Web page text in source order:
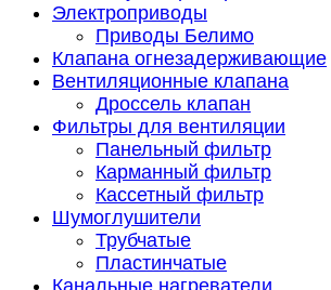
Электроприводы
Приводы Белимо
Клапана огнезадерживающие
Вентиляционные клапана
Дроссель клапан
Фильтры для вентиляции
Панельный фильтр
Карманный фильтр
Кассетный фильтр
Шумоглушители
Трубчатые
Пластинчатые
Канальные нагреватели